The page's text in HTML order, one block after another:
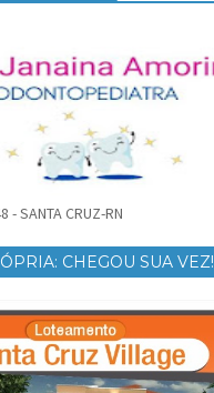
- SANTA CRUZ-RN
CHEGOU SUA VEZ!